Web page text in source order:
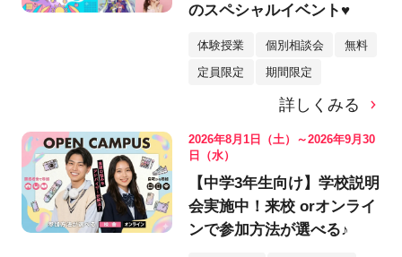
のスペシャルイベント♥
体験授業 個別相談会 無料
定員限定 期間限定
詳しくみる
2026年8月1日（土）～2026年9月30
日（水）
【中学3年生向け】学校説明
会実施中！来校 orオンライ
ンで参加方法が選べる♪